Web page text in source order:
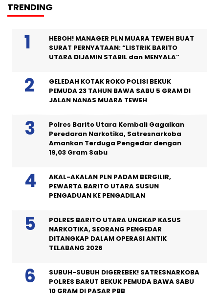
TRENDING
HEBOH! MANAGER PLN MUARA TEWEH BUAT
SURAT PERNYATAAN: “LISTRIK BARITO
UTARA DIJAMIN STABIL dan MENYALA”
GELEDAH KOTAK ROKO POLISI BEKUK
PEMUDA 23 TAHUN BAWA SABU 5 GRAM DI
JALAN NANAS MUARA TEWEH
Polres Barito Utara Kembali Gagalkan
Peredaran Narkotika, Satresnarkoba
Amankan Terduga Pengedar dengan
19,03 Gram Sabu
AKAL-AKALAN PLN PADAM BERGILIR,
PEWARTA BARITO UTARA SUSUN
PENGADUAN KE PENGADILAN
POLRES BARITO UTARA UNGKAP KASUS
NARKOTIKA, SEORANG PENGEDAR
DITANGKAP DALAM OPERASI ANTIK
TELABANG 2026
SUBUH-SUBUH DIGEREBEK! SATRESNARKOBA
POLRES BARUT BEKUK PEMUDA BAWA SABU
10 GRAM DI PASAR PBB